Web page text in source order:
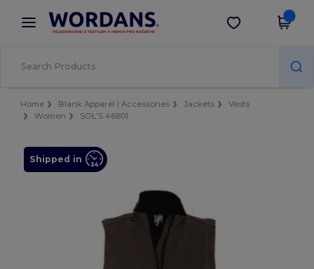
× Aplikace Wordans
Lepší ceny v aplikaci!
Stáhnout app
Home Blank Apparel | Accessories Jackets
Vests
Women
SOL'S 46801
Shipped in